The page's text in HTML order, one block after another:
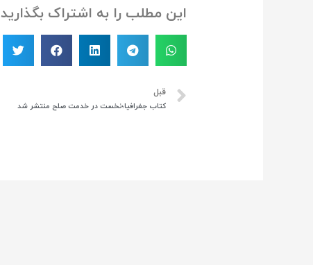
این مطلب را به اشتراک بگذارید
قبل
کتاب جغرافیا؛نخست در خدمت صلح منتشر شد